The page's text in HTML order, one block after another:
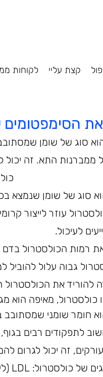
קצת עליי לקוחות
הסימפטומים
ממברנות התא. זה
סוג של שומן שנמצא
לעיכול.
את רמות הכולסטרול
גבוה עלול
להוריד את הכולסטרול
מאיפה הוא
חומר שומני שמסתובב
לתפקודים רבים בגוף,
זה יכול לגרום